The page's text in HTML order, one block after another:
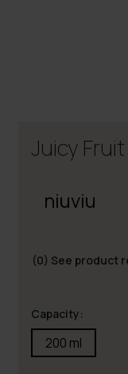
Juicy
niuviu
(0) See product
Capacity:
200 ml